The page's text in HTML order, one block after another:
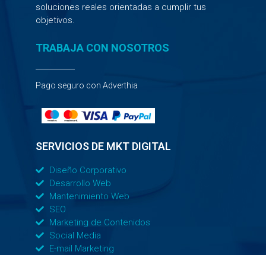
soluciones reales orientadas a cumplir tus
objetivos.
TRABAJA CON NOSOTROS
Pago seguro con Adverthia
SERVICIOS DE MKT DIGITAL
Diseño Corporativo
Desarrollo Web
Mantenimiento Web
SEO
Marketing de Contenidos
Social Media
E-mail Marketing